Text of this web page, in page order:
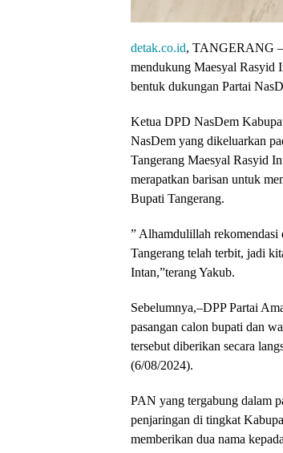
detak.co.id, TANGERANG —
mendukung Maesyal Rasyid
bentuk dukungan Partai
Ketua DPD NasDem
NasDem yang dikeluarkan
Tangerang Maesyal Rasyid
merapatkan barisan untuk
Bupati Tangerang.
” Alhamdulillah
Tangerang telah terbit, jadi
Intan,”terang Yakub.
Sebelumnya,–DPP Partai
pasangan calon bupati dan
tersebut diberikan secara
(6/08/2024).
PAN yang tergabung dalam
penjaringan di tingkat
memberikan dua nama